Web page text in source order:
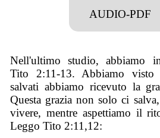
AUDIO-PDF
Nell'ultimo studio, abbiamo
Tito 2:11-13. Abbiamo
salvati abbiamo ricevuto la
Questa grazia non solo ci
vivere, mentre aspettiamo il
Leggo Tito 2:11,12: